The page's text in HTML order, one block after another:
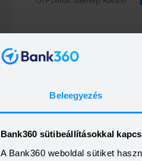
Beleegyezés
Bank360 sütibeállításokkal
A Bank360 weboldal sütiket